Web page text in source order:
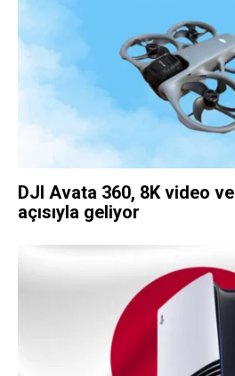
DJI Avata 360, 8K video
açısıyla geliyor